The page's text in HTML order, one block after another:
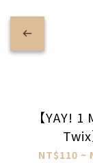
【YAY!
Twix
NT$110 ~